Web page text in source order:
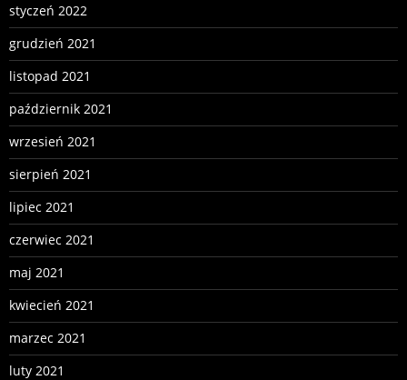
styczeń 2022
grudzień 2021
listopad 2021
październik 2021
wrzesień 2021
sierpień 2021
lipiec 2021
czerwiec 2021
maj 2021
kwiecień 2021
marzec 2021
luty 2021